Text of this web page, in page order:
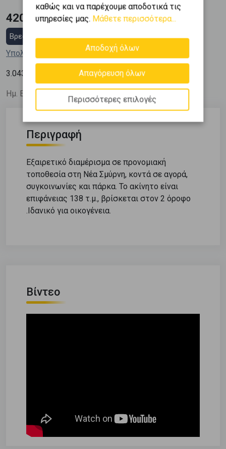
420.000 €
Βρες στεγαστικό δάνειο
Υπολόγισε τη δόση μου
3.043
Ημ. Ενημέρωσης: 15/04/26
Περιγραφή
Εξαιρετικό διαμέρισμα σε προνομιακή
τοποθεσία στη Νέα Σμύρνη, κοντά σε αγορά,
συγκοινωνίες και πάρκα. Το ακίνητο είναι
επιφάνειας 138 τ.μ., βρίσκεται στον 2 όροφο
.Ιδανικό για οικογένεια.
Βίντεο
καθώς και να παρέχουμε αποδοτικά τις
υπηρεσίες μας. Μάθετε περισσότερα...
Αποδοχή όλων
Απαγόρευση όλων
Περισσότερες επιλογές